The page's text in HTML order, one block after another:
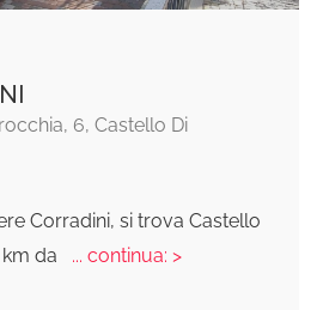
6, Castello Di
Corradini, si trova Castello
da
... continua: >